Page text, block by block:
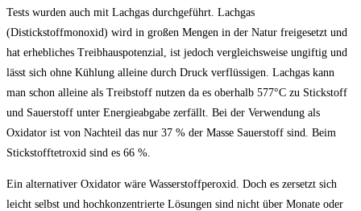
Tests wurden auch mit Lachgas durchgeführt. Lachgas
(Distickstoffmonoxid) wird in großen Mengen in der Natur freigesetzt und
hat erhebliches Treibhauspotenzial, ist jedoch vergleichsweise ungiftig und
lässt sich ohne Kühlung alleine durch Druck verflüssigen. Lachgas kann
man schon alleine als Treibstoff nutzen da es oberhalb 577°C zu Stickstoff
und Sauerstoff unter Energieabgabe zerfällt. Bei der Verwendung als
Oxidator ist von Nachteil das nur 37 % der Masse Sauerstoff sind. Beim
Stickstofftetroxid sind es 66 %.
Ein alternativer Oxidator wäre Wasserstoffperoxid. Doch es zersetzt sich
leicht selbst und hochkonzentrierte Lösungen sind nicht über Monate oder